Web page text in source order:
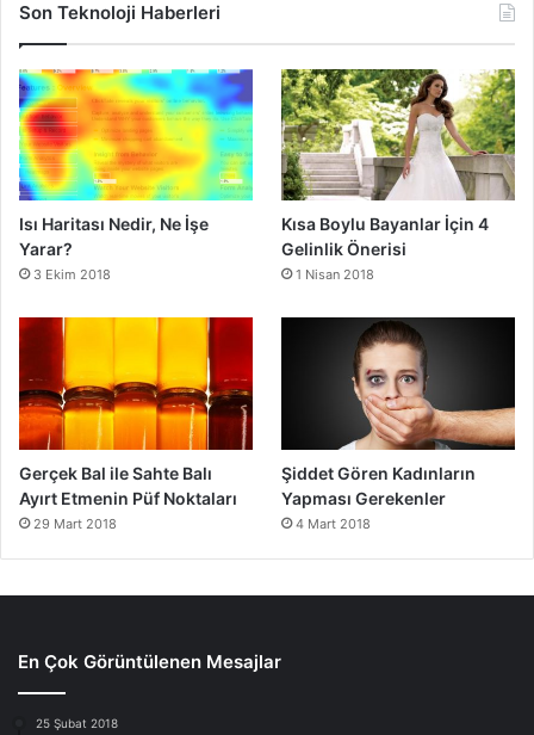
Son Teknoloji Haberleri
Isı Haritası Nedir, Ne İşe
Yarar?
3 Ekim 2018
Kısa Boylu Bayanlar İçin 4
Gelinlik Önerisi
1 Nisan 2018
Gerçek Bal ile Sahte Balı
Ayırt Etmenin Püf Noktaları
29 Mart 2018
Şiddet Gören Kadınların
Yapması Gerekenler
4 Mart 2018
En Çok Görüntülenen Mesajlar
25 Şubat 2018